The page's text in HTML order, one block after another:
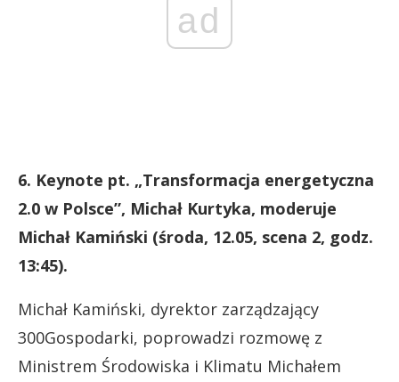
ad
6. Keynote pt. „Transformacja energetyczna
2.0 w Polsce”, Michał Kurtyka, moderuje
Michał Kamiński (środa, 12.05, scena 2, godz.
13:45).
Michał Kamiński, dyrektor zarządzający
300Gospodarki, poprowadzi rozmowę z
Ministrem Środowiska i Klimatu Michałem